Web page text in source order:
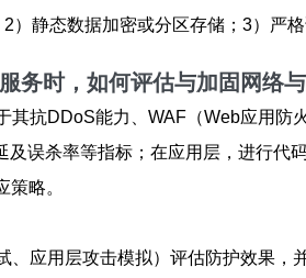
）静态数据加密或分区存储；3）严
务时，如何评估与加固网络
其抗DDoS能力、WAF（Web应用防
及误杀率等指标；在应用层，进行
策略。
、应用层攻击模拟）评估防护效果，